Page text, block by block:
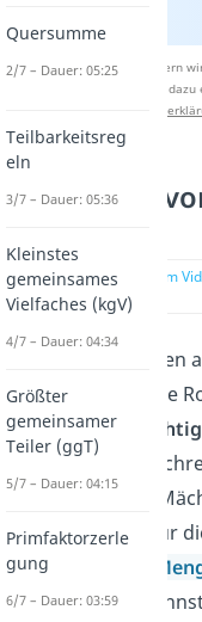
Nach Beantwortung speichern
Studyflix zu verbessern. Mehr
Mächtigkeit
zur Stelle im
(02:19)
Kardinalzahlen haben
eine andere wichtige
können dir die
einer Menge M
bedeutet das? Die
ein anderes Wort für
Elemente
Anzahl abzählen
Quersumme
2/7 – Dauer: 05:25
Teilbarkeitsreg
eln
3/7 – Dauer: 05:36
Kleinstes
gemeinsames
Vielfaches (kgV)
4/7 – Dauer: 04:34
Größter
gemeinsamer
Teiler (ggT)
5/7 – Dauer: 04:15
Primfaktorzerle
gung
6/7 – Dauer: 03:59